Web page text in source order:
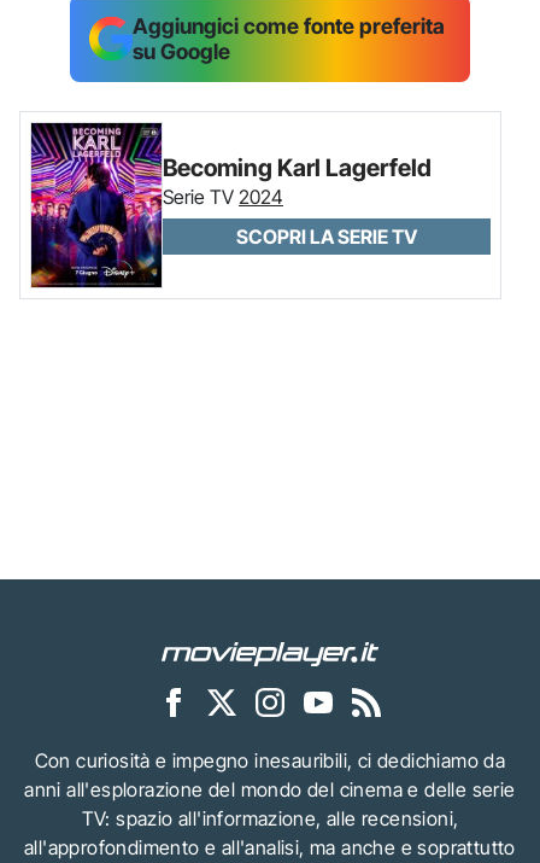
Aggiungici come fonte preferita
su Google
Becoming Karl Lagerfeld
Serie TV 2024
SCOPRI LA SERIE TV
Con curiosità e impegno inesauribili, ci dedichiamo da
anni all'esplorazione del mondo del cinema e delle serie
TV: spazio all'informazione, alle recensioni,
all'approfondimento e all'analisi, ma anche e soprattutto